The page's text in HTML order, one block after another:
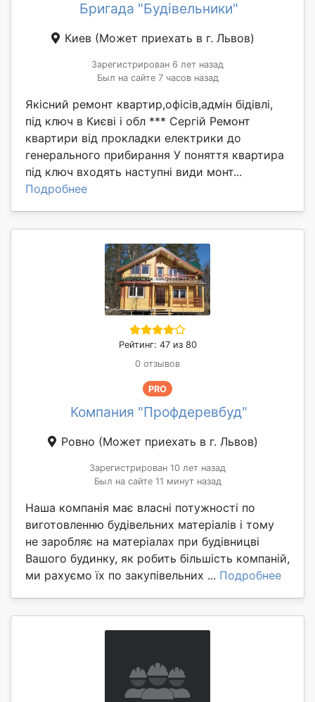
Бригада "Будівельники"
Киев (Может приехать в г. Львов)
Зарегистрирован 6 лет назад
Был на сайте 7 часов назад
Якісний ремонт квартир,офісів,адмін бідівлі,
під ключ в Києві і обл *** Сергій Ремонт
квартири від прокладки електрики до
генерального прибирання У поняття квартира
під ключ входять наступні види монт...
Подробнее
Рейтинг: 47 из 80
0 отзывов
PRO
Компания "Профдеревбуд"
Ровно (Может приехать в г. Львов)
Зарегистрирован 10 лет назад
Был на сайте 11 минут назад
Наша компанія має власні потужності по
виготовленню будівельних матеріалів і тому
не заробляє на матеріалах при будівницві
Вашого будинку, як робить більшість компаній,
ми рахуємо їх по закупівельних ... Подробнее